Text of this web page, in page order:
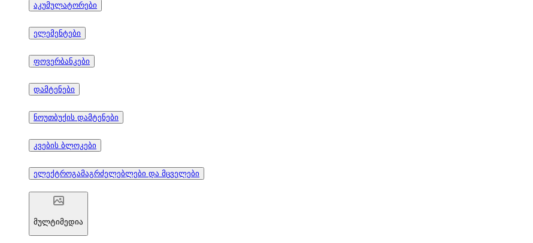
აკუმულატორები
ელემენტები
ფოვერბანკები
დამტენები
ნოუთბუქის დამტენები
კვების ბლოკები
ელექტროგამაგრძელებლები და მცველები
მულტიმედია